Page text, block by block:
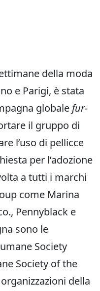
della moda
e Parigi, è stata
globale fur-
il gruppo di
l’uso di pellicce
per l’adozione
a tutti i marchi
come Marina
Pennyblack e
sono le
Society
Society of the
della